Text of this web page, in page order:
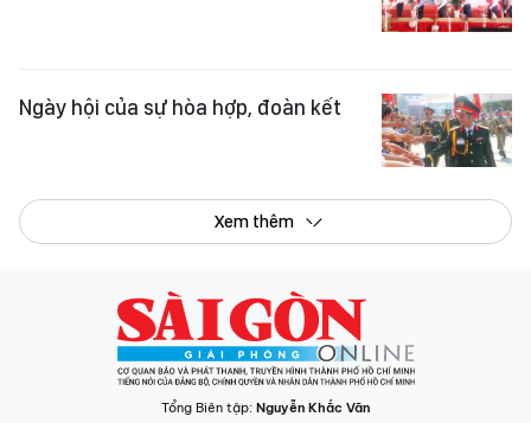
Ngày hội của sự hòa hợp, đoàn kết
Xem thêm
Tổng Biên tập: Nguyễn Khắc Văn